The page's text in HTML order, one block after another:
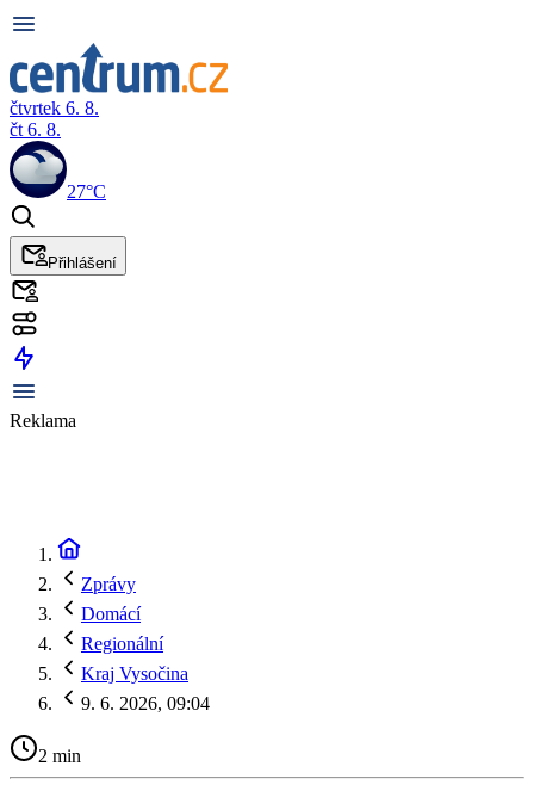
čtvrtek 6. 8.
čt 6. 8.
27°C
Přihlášení
Reklama
Zprávy
Domácí
Regionální
Kraj Vysočina
9. 6. 2026, 09:04
2 min